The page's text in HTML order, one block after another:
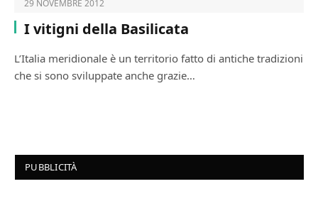
29 NOVEMBRE 2012
I vitigni della Basilicata
L’Italia meridionale è un territorio fatto di antiche tradizioni
che si sono sviluppate anche grazie…
PUBBLICITÀ